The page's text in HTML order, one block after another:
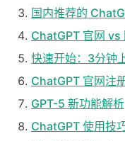
国内推荐的
ChatGPT 官网 vs
快速开始：3分钟
ChatGPT 官网注
GPT-5 新功能解析
ChatGPT 使用技